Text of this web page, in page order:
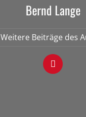
Bernd Lange
Weitere Beiträge des